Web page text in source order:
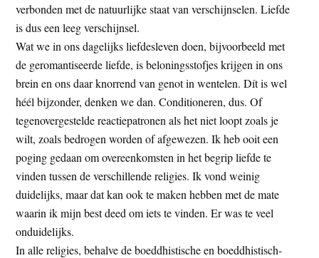
verbonden met de natuurlijke staat van verschijnselen. Liefde
is dus een leeg verschijnsel.
Wat we in ons dagelijks liefdesleven doen, bijvoorbeeld met
de geromantiseerde liefde, is beloningsstofjes krijgen in ons
brein en ons daar knorrend van genot in wentelen. Dít is wel
héél bijzonder, denken we dan. Conditioneren, dus. Of
tegenovergestelde reactiepatronen als het niet loopt zoals je
wilt, zoals bedrogen worden of afgewezen. Ik heb ooit een
poging gedaan om overeenkomsten in het begrip liefde te
vinden tussen de verschillende religies. Ik vond weinig
duidelijks, maar dat kan ook te maken hebben met de mate
waarin ik mijn best deed om iets te vinden. Er was te veel
onduidelijks.
In alle religies, behalve de boeddhistische en boeddhistisch-